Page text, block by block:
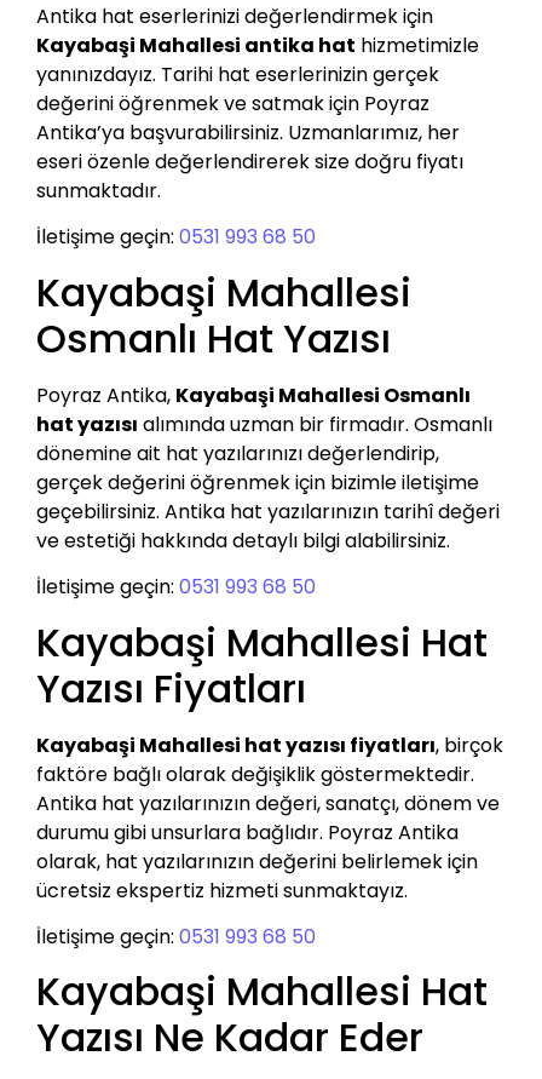
Antika hat eserlerinizi değerlendirmek için
Kayabaşi Mahallesi antika hat hizmetimizle
yanınızdayız. Tarihi hat eserlerinizin gerçek
değerini öğrenmek ve satmak için Poyraz
Antika’ya başvurabilirsiniz. Uzmanlarımız, her
eseri özenle değerlendirerek size doğru fiyatı
sunmaktadır.
İletişime geçin: 0531 993 68 50
Kayabaşi Mahallesi
Osmanlı Hat Yazısı
Poyraz Antika, Kayabaşi Mahallesi Osmanlı
hat yazısı alımında uzman bir firmadır. Osmanlı
dönemine ait hat yazılarınızı değerlendirip,
gerçek değerini öğrenmek için bizimle iletişime
geçebilirsiniz. Antika hat yazılarınızın tarihî değeri
ve estetiği hakkında detaylı bilgi alabilirsiniz.
İletişime geçin: 0531 993 68 50
Kayabaşi Mahallesi Hat
Yazısı Fiyatları
Kayabaşi Mahallesi hat yazısı fiyatları, birçok
faktöre bağlı olarak değişiklik göstermektedir.
Antika hat yazılarınızın değeri, sanatçı, dönem ve
durumu gibi unsurlara bağlıdır. Poyraz Antika
olarak, hat yazılarınızın değerini belirlemek için
ücretsiz ekspertiz hizmeti sunmaktayız.
İletişime geçin: 0531 993 68 50
Kayabaşi Mahallesi Hat
Yazısı Ne Kadar Eder